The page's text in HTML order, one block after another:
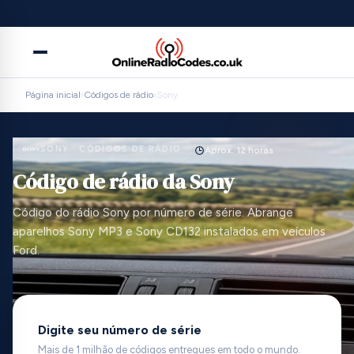
Página inicial›Códigos de rádio›Sony
SONY · CÓDIGOS DE RÁDIO Aprox. 12 horas
Código de rádio da Sony
Código do rádio Sony por número de série. Abrange
aparelhos Sony MP3 e Sony CD132 instalados em veículos
Ford.
Digite seu número de série
Mais de 1 milhão de códigos entregues em todo o mundo.